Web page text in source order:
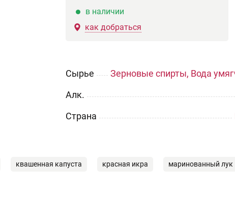
в наличии
как добраться
Сырье
Зерновые спирты, Вода
Aлк.
Страна
квашенная капуста красная икра маринованный лук